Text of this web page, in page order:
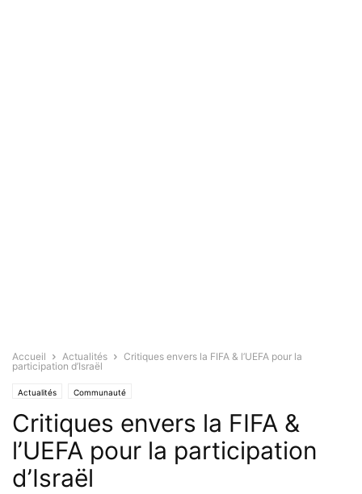
Accueil Actualités
Critiques envers la FIFA & l’UEFA pour la
participation d’Israël
Actualités Communauté
Critiques envers la FIFA &
l’UEFA pour la participation
d’Israël